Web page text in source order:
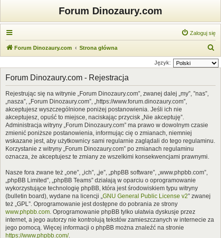
Forum Dinozaury.com
Zaloguj się
Forum Dinozaury.com Strona główna
z
Język:
Forum Dinozaury.com - Rejestracja
Rejestrując się na witrynie „Forum Dinozaury.com”, zwanej dalej „my”, ”nas”,
„nasza”, „Forum Dinozaury.com”, „https://www.forum.dinozaury.com”,
akceptujesz wyszczególnione poniżej postanowienia. Jeśli ich nie
akceptujesz, opuść to miejsce, naciskając przycisk „Nie akceptuję”.
Administracja witryny „Forum Dinozaury.com” ma prawo w dowolnym czasie
zmienić poniższe postanowienia, informując cię o zmianach, niemniej
wskazane jest, aby użytkownicy sami regularnie zaglądali do tego regulaminu.
Korzystanie z witryny „Forum Dinozaury.com” po zmianach regulaminu
oznacza, że akceptujesz te zmiany ze wszelkimi konsekwencjami prawnymi.
Nasze fora zwane też „one”, „ich”, „je”, „phpBB software”, „www.phpbb.com”,
„phpBB Limited”, „phpBB Teams” działają w oparciu o oprogramowanie
wykorzystujące technologię phpBB, która jest środowiskiem typu witryny
(bulletin board), wydane na licencji „GNU General Public License v2” zwanej
też „GPL”. Oprogramowanie jest dostępne do pobrania ze strony
www.phpbb.com. Oprogramowanie phpBB tylko ułatwia dyskusje przez
internet, a jego autorzy nie kontrolują tekstów zamieszczanych w internecie za
jego pomocą. Więcej informacji o phpBB można znaleźć na stronie
https://www.phpbb.com/.